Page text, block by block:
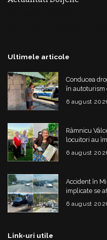
Ultimele articole
Conducea
în autoturism
6 august
Râmnicu
locuitori au
6 august
Accident în
implicate se
6 august
Link-uri utile